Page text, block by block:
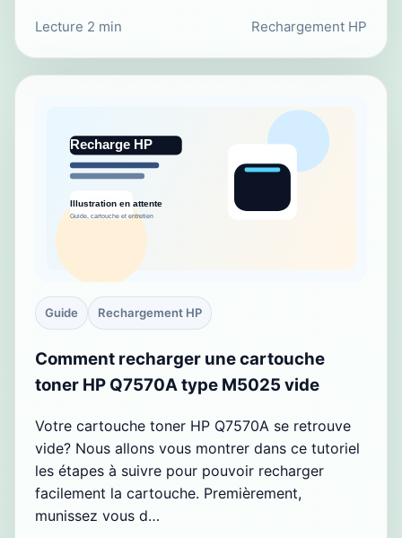
Lecture 2 min Rechargement HP
Guide Rechargement HP
Comment recharger une cartouche
toner HP Q7570A type M5025 vide
Votre cartouche toner HP Q7570A se retrouve
vide? Nous allons vous montrer dans ce tutoriel
les étapes à suivre pour pouvoir recharger
facilement la cartouche. Premièrement,
munissez vous d…